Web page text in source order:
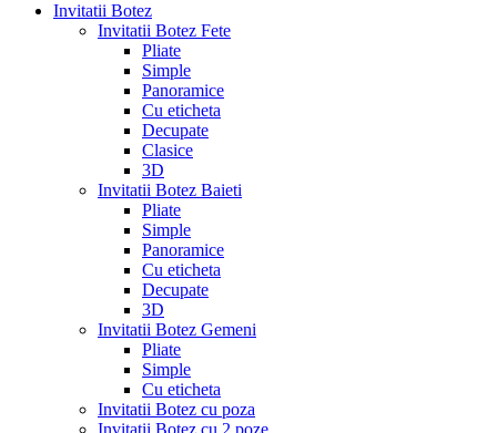
Invitatii Botez
Invitatii Botez Fete
Pliate
Simple
Panoramice
Cu eticheta
Decupate
Clasice
3D
Invitatii Botez Baieti
Pliate
Simple
Panoramice
Cu eticheta
Decupate
3D
Invitatii Botez Gemeni
Pliate
Simple
Cu eticheta
Invitatii Botez cu poza
Invitatii Botez cu 2 poze